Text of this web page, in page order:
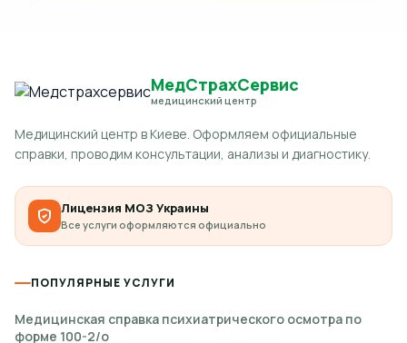
МедСтрахСервис
медицинский центр
Медицинский центр в Киеве. Оформляем официальные
справки, проводим консультации, анализы и диагностику.
Лицензия МОЗ Украины
Все услуги оформляются официально
ПОПУЛЯРНЫЕ УСЛУГИ
Медицинская справка психиатрического осмотра по
форме 100-2/о